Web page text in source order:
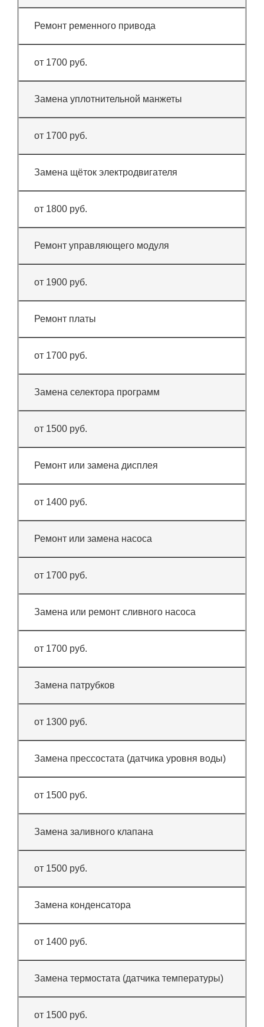
Ремонт ременного привода
от 1700 руб.
Замена уплотнительной манжеты
от 1700 руб.
Замена щёток электродвигателя
от 1800 руб.
Ремонт управляющего модуля
от 1900 руб.
Ремонт платы
от 1700 руб.
Замена селектора программ
от 1500 руб.
Ремонт или замена дисплея
от 1400 руб.
Ремонт или замена насоса
от 1700 руб.
Замена или ремонт сливного насоса
от 1700 руб.
Замена патрубков
от 1300 руб.
Замена прессостата (датчика уровня воды)
от 1500 руб.
Замена заливного клапана
от 1500 руб.
Замена конденсатора
от 1400 руб.
Замена термостата (датчика температуры)
от 1500 руб.